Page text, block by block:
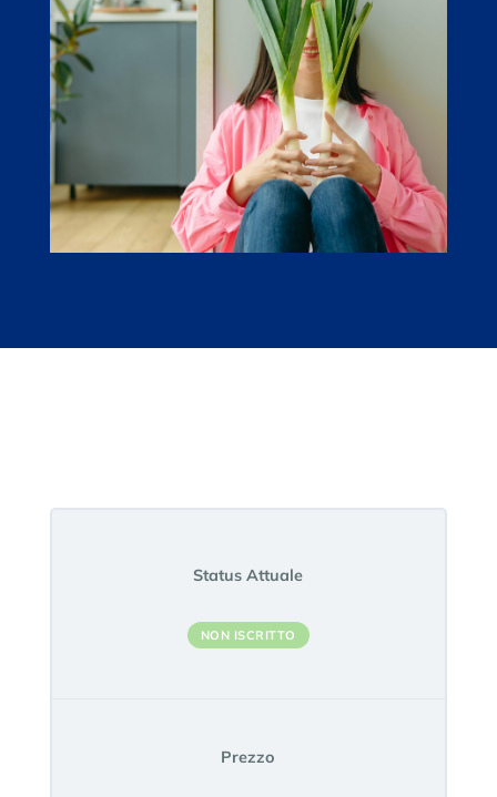
Status Attuale
NON ISCRITTO
Prezzo